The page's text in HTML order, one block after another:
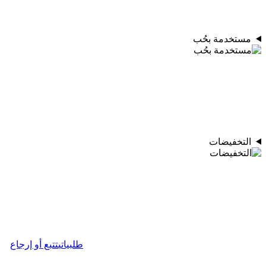
مستخدمة بحُب
التخفيضات
طلبياتيتتبع أو إرجاع